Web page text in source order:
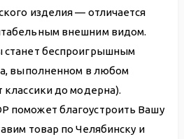
изделия — отличается
внешним видом.
станет беспроигрышным
выполненном в любом
до модерна).
поможет благоустроить Вашу
товар по Челябинску и